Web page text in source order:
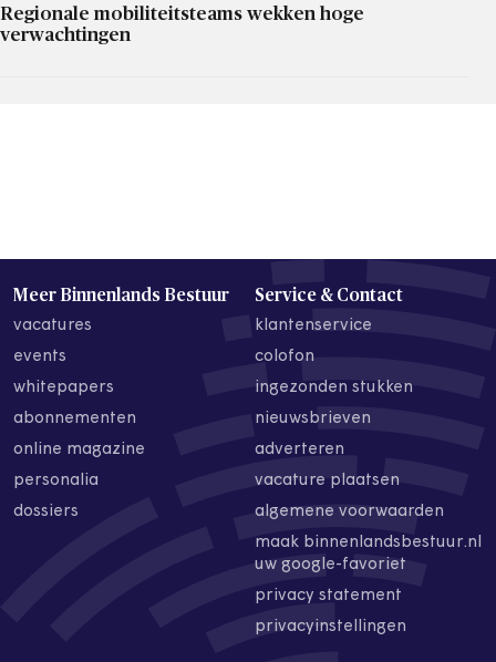
Regionale mobiliteitsteams wekken hoge
verwachtingen
Meer Binnenlands Bestuur
vacatures
events
whitepapers
abonnementen
online magazine
personalia
dossiers
Service & Contact
klantenservice
colofon
ingezonden stukken
nieuwsbrieven
adverteren
vacature plaatsen
algemene voorwaarden
maak binnenlandsbestuur.nl
uw google-favoriet
privacy statement
privacyinstellingen